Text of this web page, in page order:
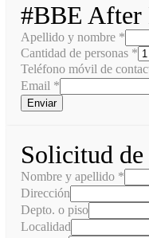
#BBE After
Apellido y nombre *
Cantidad de personas *
Teléfono móvil de
Email *
Enviar
Solicitud
Nombre y apellido *
Dirección
Depto. o piso
Localidad